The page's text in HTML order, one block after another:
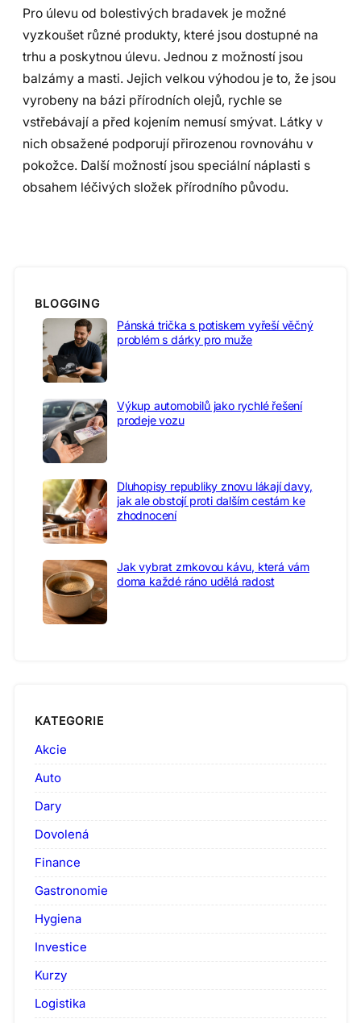
Pro úlevu od bolestivých bradavek je možné
vyzkoušet různé produkty, které jsou dostupné na
trhu a poskytnou úlevu. Jednou z možností jsou
balzámy a masti. Jejich velkou výhodou je to, že jsou
vyrobeny na bázi přírodních olejů, rychle se
vstřebávají a před kojením nemusí smývat. Látky v
nich obsažené podporují přirozenou rovnováhu v
pokožce. Další možností jsou speciální náplasti s
obsahem léčivých složek přírodního původu.
BLOGGING
Pánská trička s potiskem vyřeší věčný
problém s dárky pro muže
Výkup automobilů jako rychlé řešení
prodeje vozu
Dluhopisy republiky znovu lákají davy,
jak ale obstojí proti dalším cestám ke
zhodnocení
Jak vybrat zrnkovou kávu, která vám
doma každé ráno udělá radost
KATEGORIE
Akcie
Auto
Dary
Dovolená
Finance
Gastronomie
Hygiena
Investice
Kurzy
Logistika